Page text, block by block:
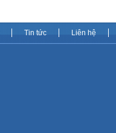
Tin tức Liên hệ